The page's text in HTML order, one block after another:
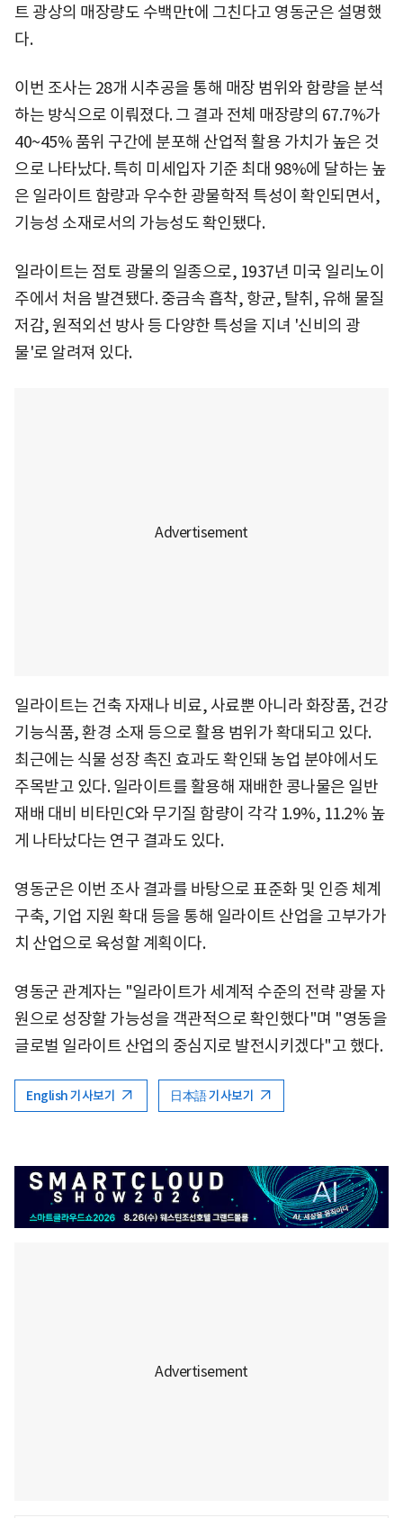
트 광상의 매장량도 수백만t에 그친다고 영동군은 설명했
다.
이번 조사는 28개 시추공을 통해 매장 범위와 함량을 분석
하는 방식으로 이뤄졌다. 그 결과 전체 매장량의 67.7%가
40~45% 품위 구간에 분포해 산업적 활용 가치가 높은 것
으로 나타났다. 특히 미세입자 기준 최대 98%에 달하는 높
은 일라이트 함량과 우수한 광물학적 특성이 확인되면서,
기능성 소재로서의 가능성도 확인됐다.
일라이트는 점토 광물의 일종으로, 1937년 미국 일리노이
주에서 처음 발견됐다. 중금속 흡착, 항균, 탈취, 유해 물질
저감, 원적외선 방사 등 다양한 특성을 지녀 '신비의 광
물'로 알려져 있다.
일라이트는 건축 자재나 비료, 사료뿐 아니라 화장품, 건강
기능식품, 환경 소재 등으로 활용 범위가 확대되고 있다.
최근에는 식물 성장 촉진 효과도 확인돼 농업 분야에서도
주목받고 있다. 일라이트를 활용해 재배한 콩나물은 일반
재배 대비 비타민C와 무기질 함량이 각각 1.9%, 11.2% 높
게 나타났다는 연구 결과도 있다.
영동군은 이번 조사 결과를 바탕으로 표준화 및 인증 체계
구축, 기업 지원 확대 등을 통해 일라이트 산업을 고부가가
치 산업으로 육성할 계획이다.
영동군 관계자는 "일라이트가 세계적 수준의 전략 광물 자
원으로 성장할 가능성을 객관적으로 확인했다"며 "영동을
글로벌 일라이트 산업의 중심지로 발전시키겠다"고 했다.
English 기사보기 日本語 기사보기